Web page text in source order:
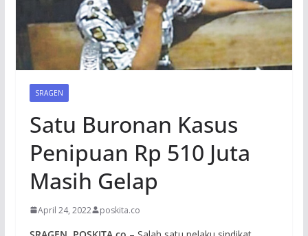
SRAGEN
Satu Buronan Kasus
Penipuan Rp 510 Juta
Masih Gelap
April 24, 2022 poskita.co